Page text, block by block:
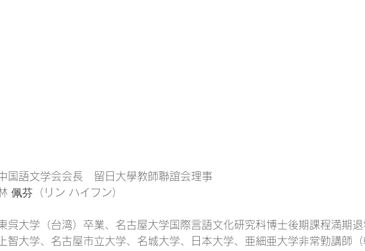
国語文学会会長　留日大學教師聯誼会理事
佩芬（リン ハイフン）
呉大学（台湾）卒業、名古屋大学国際言語文化研究科博士後期課程満期退
上智大学、名古屋市立大学、名城大学、日本大学、亜細亜大学非常勤講師